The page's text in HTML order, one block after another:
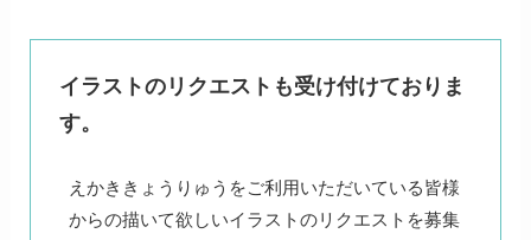
イラストのリクエストも受け付けておりま
す。
えかききょうりゅうをご利用いただいている皆様
からの描いて欲しいイラストのリクエストを募集